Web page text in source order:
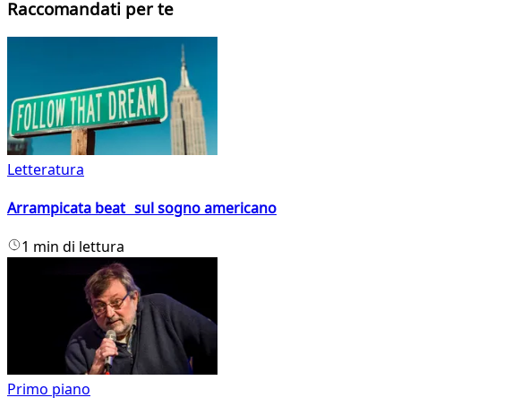
Raccomandati per te
Letteratura
Arrampicata beat sul sogno americano
1 min di lettura
Primo piano